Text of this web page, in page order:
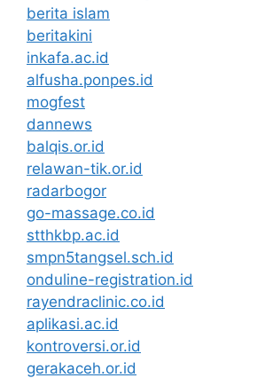
berita islam
beritakini
inkafa.ac.id
alfusha.ponpes.id
mogfest
dannews
balqis.or.id
relawan-tik.or.id
radarbogor
go-massage.co.id
stthkbp.ac.id
smpn5tangsel.sch.id
onduline-registration.id
rayendraclinic.co.id
aplikasi.ac.id
kontroversi.or.id
gerakaceh.or.id